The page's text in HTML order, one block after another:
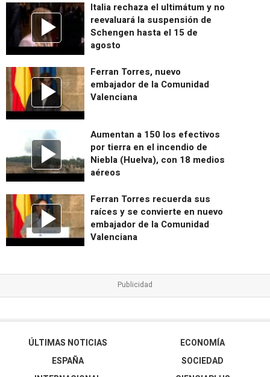
Italia rechaza el ultimátum y no
reevaluará la suspensión de
Schengen hasta el 15 de
agosto
Ferran Torres, nuevo
embajador de la Comunidad
Valenciana
Aumentan a 150 los efectivos
por tierra en el incendio de
Niebla (Huelva), con 18 medios
aéreos
Ferran Torres recuerda sus
raíces y se convierte en nuevo
embajador de la Comunidad
Valenciana
ÚLTIMAS NOTICIAS
ESPAÑA
ECONOMÍA
SOCIEDAD